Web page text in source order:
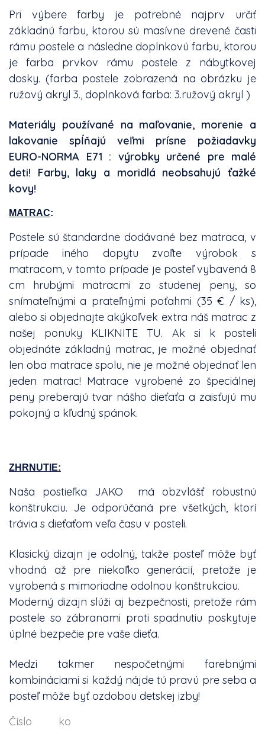
Pri výbere farby je potrebné najprv určiť
základnú farbu, ktorou sú masívne drevené časti
rámu postele a následne doplnkovú farbu, ktorou
je farba prvkov rámu postele z nábytkovej
dosky. (farba postele zobrazená na obrázku je
ružový akryl 3., doplnková farba: 3.ružový akryl )
Materiály používané na maľovanie, morenie a
lakovanie spĺňajú veľmi prísne požiadavky
EURO-NORMA E71 : výrobky určené pre malé
deti! Farby, laky a moridlá neobsahujú ťažké
kovy!
MATRAC:
Postele sú štandardne dodávané bez matraca, v
prípade iného dopytu zvoľte výrobok s
matracom, v tomto prípade je posteľ vybavená 8
cm hrubými matracmi zo studenej peny, so
snímateľnými a prateľnými poťahmi (35 € / ks),
alebo si objednajte akýkoľvek extra náš matrac z
našej ponuky KLIKNITE TU. Ak si k posteli
objednáte základný matrac, je možné objednať
len oba matrace spolu, nie je možné objednať len
jeden matrac! Matrace vyrobené zo špeciálnej
peny preberajú tvar nášho dieťaťa a zaisťujú mu
pokojný a kľudný spánok.
ZHRNUTIE:
Naša postieľka JAKO má obzvlášť robustnú
konštrukciu. Je odporúčaná pre všetkých, ktorí
trávia s dieťaťom veľa času v posteli.
Klasický dizajn je odolný, takže posteľ môže byť
vhodná až pre niekoľko generácií, pretože je
vyrobená s mimoriadne odolnou konštrukciou.
Moderný dizajn slúži aj bezpečnosti, pretože rám
postele so zábranami proti spadnutiu poskytuje
úplné bezpečie pre vaše dieťa.
Medzi takmer nespočetnými farebnými
kombináciami si každý nájde tú pravú pre seba a
posteľ môže byť ozdobou detskej izby!
Číslo
ko